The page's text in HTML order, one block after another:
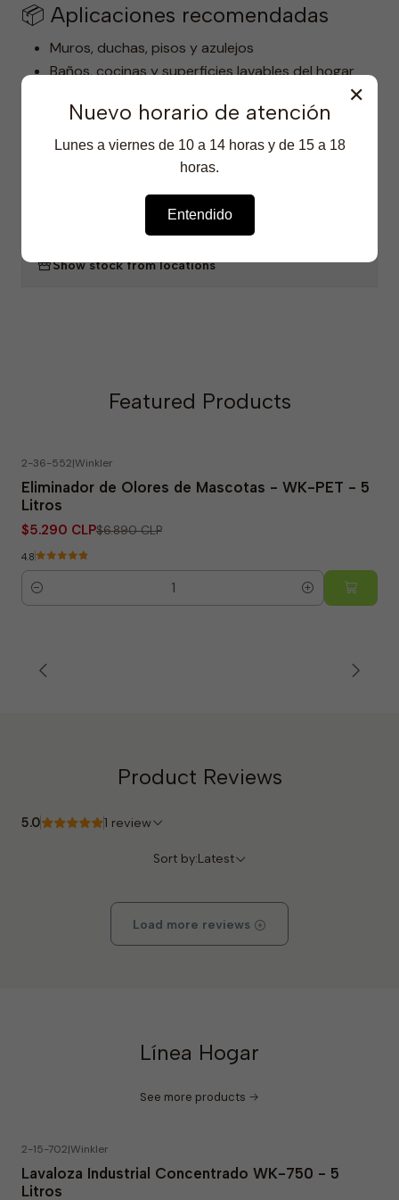
📦 Aplicaciones recomendadas
Muros, duchas, pisos y azulejos
Baños, cocinas y superficies lavables del hogar
exigentes
Uso directo o diluido según nivel de suciedad
Show stock from locations
Featured Products
2-36-552|Winkler
Eliminador de Olores de Mascotas - WK-PET - 5
Litros
$5.290 CLP$6.890 CLP
4.8
Quantity
Product Reviews
5.0 1 review
Sort by:Latest
Load more reviews
Línea Hogar
See more products
2-15-702|Winkler
Lavaloza Industrial Concentrado WK-750 - 5
Litros
✕
Nuevo horario de atención
Lunes a viernes de 10 a 14 horas y de 15 a 18
horas.
Entendido